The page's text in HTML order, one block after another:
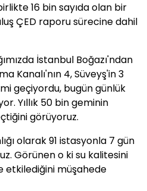
16 bin sayıda olan bir
ÇED raporu sürecine dahil
İstanbul Boğazı'ndan
Kanalı'nın 4, Süveyş'in 3
geçiyordu, bugün günlük
Yıllık 50 bin geminin
görüyoruz.
olarak 91 istasyonla 7 gün
Görünen o ki su kalitesini
etkilediğini müşahede